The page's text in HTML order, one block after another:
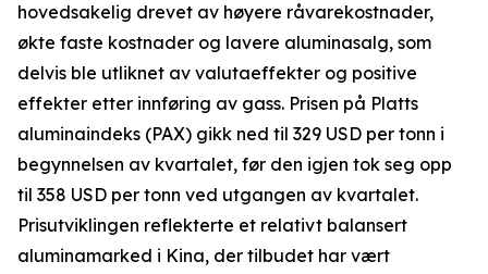
hovedsakelig drevet av høyere råvarekostnader,
økte faste kostnader og lavere aluminasalg, som
delvis ble utliknet av valutaeffekter og positive
effekter etter innføring av gass. Prisen på Platts
aluminaindeks (PAX) gikk ned til 329 USD per tonn i
begynnelsen av kvartalet, før den igjen tok seg opp
til 358 USD per tonn ved utgangen av kvartalet.
Prisutviklingen reflekterte et relativt balansert
aluminamarked i Kina, der tilbudet har vært